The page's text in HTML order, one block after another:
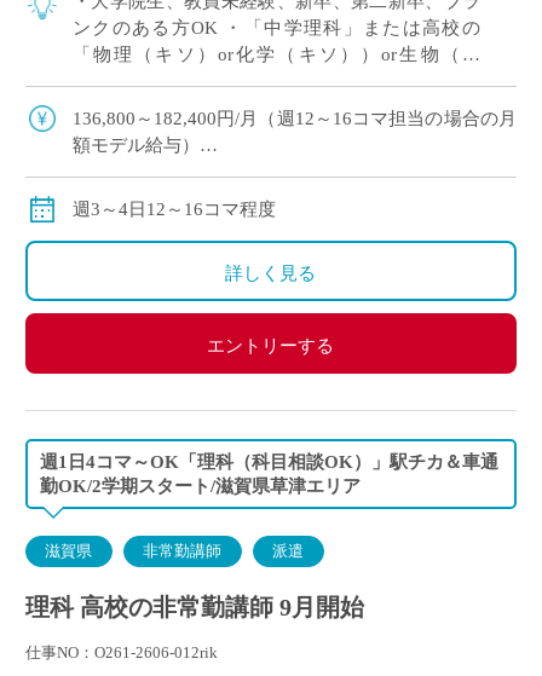
ンクのある方OK ・「中学理科」または高校の
「物理（キソ）or化学（キソ））or生物（キ
週3～4日12～16コマ程度の中で相談OK […]
136,800～182,400円/月（週12～16コマ担当の場合の月
額モデル給与）
※ご勤務スタート時期によって、初月の給与は日割計
週3～4日12～16コマ程度
詳しく見る
エントリーする
週1日4コマ～OK「理科（科目相談OK）」駅チカ＆車通
勤OK/2学期スタート/滋賀県草津エリア
滋賀県 非常勤講師 派遣
理科 高校の非常勤講師 9月開始
仕事NO：O261-2606-012rik